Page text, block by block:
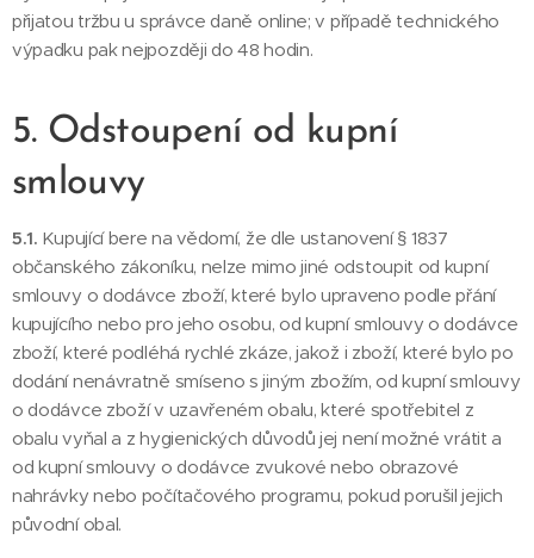
přijatou tržbu u správce daně online; v případě technického
výpadku pak nejpozději do 48 hodin.
5. Odstoupení od kupní
smlouvy
5.1. Kupující bere na vědomí, že dle ustanovení § 1837
občanského zákoníku, nelze mimo jiné odstoupit od kupní
smlouvy o dodávce zboží, které bylo upraveno podle přání
kupujícího nebo pro jeho osobu, od kupní smlouvy o dodávce
zboží, které podléhá rychlé zkáze, jakož i zboží, které bylo po
dodání nenávratně smíseno s jiným zbožím, od kupní smlouvy
o dodávce zboží v uzavřeném obalu, které spotřebitel z
obalu vyňal a z hygienických důvodů jej není možné vrátit a
od kupní smlouvy o dodávce zvukové nebo obrazové
nahrávky nebo počítačového programu, pokud porušil jejich
původní obal.